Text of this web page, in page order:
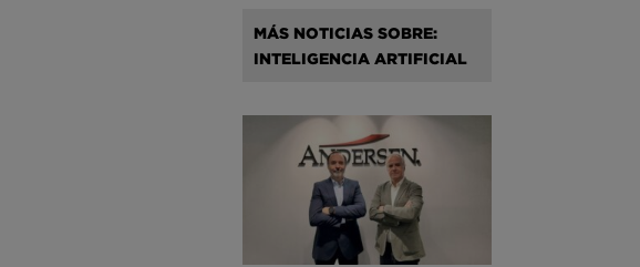
MÁS NOTICIAS SOBRE:
INTELIGENCIA ARTIFICIAL